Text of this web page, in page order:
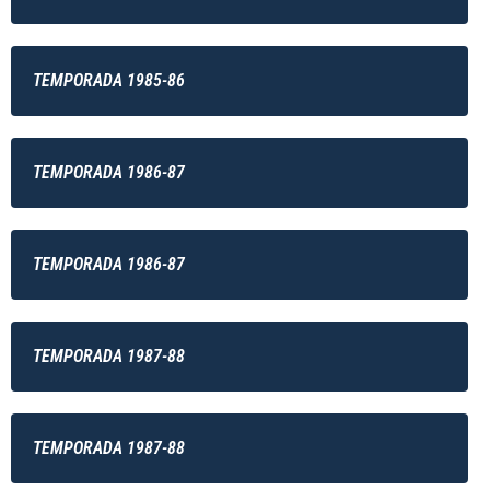
TEMPORADA 1985-86
TEMPORADA 1986-87
TEMPORADA 1986-87
TEMPORADA 1987-88
TEMPORADA 1987-88